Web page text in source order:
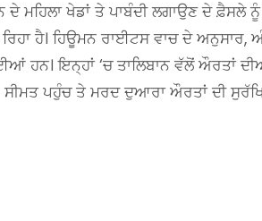
ਦੇ ਮਹਿਲਾ ਖੇਡਾਂ ਤੇ ਪਾਬੰਦੀ ਲਗਾਉਣ ਦੇ ਫ਼ੈਸਲੇ
ਹੈ। ਹਿਊਮਨ ਰਾਈਟਸ ਵਾਚ ਦੇ
ਇਨ੍ਹਾਂ ‘ਚ ਤਾਲਿਬਾਨ ਵੱਲੋਂ ਔਰਤਾਂ ਦੀਆਂ
ਸੀਮਤ ਪਹੁੰਚ ਤੇ ਮਰਦ ਦੁਆਰਾ ਔਰਤਾਂ ਦੀ